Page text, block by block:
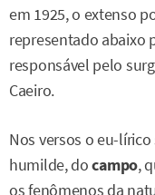
em 1925, o extenso
representado abaixo
responsável pelo
Caeiro.
Nos versos o eu-
humilde, docampo,
os fenômenos da